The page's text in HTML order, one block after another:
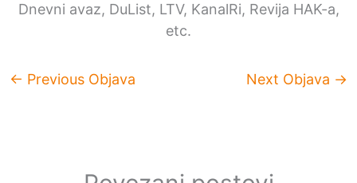
Dnevni avaz, DuList, LTV, KanalRi, Revija HAK-a,
etc.
← Previous Objava Next Objava →